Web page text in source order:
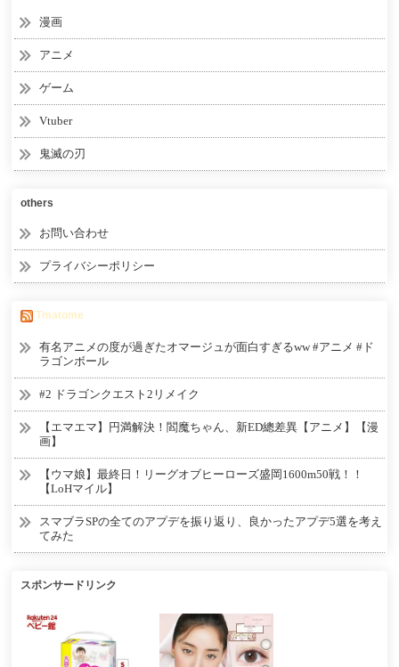
漫画
アニメ
ゲーム
Vtuber
鬼滅の刃
others
お問い合わせ
プライバシーポリシー
Tmatome
有名アニメの度が過ぎたオマージュが面白すぎるww #アニメ #ド
ラゴンボール
#2 ドラゴンクエスト2リメイク
【エマエマ】円満解決！閻魔ちゃん、新ED總差異【アニメ】【漫
画】
【ウマ娘】最終日！リーグオブヒーローズ盛岡1600m50戦！！
【LoHマイル】
スマブラSPの全てのアプデを振り返り、良かったアプデ5選を考え
てみた
スポンサードリンク